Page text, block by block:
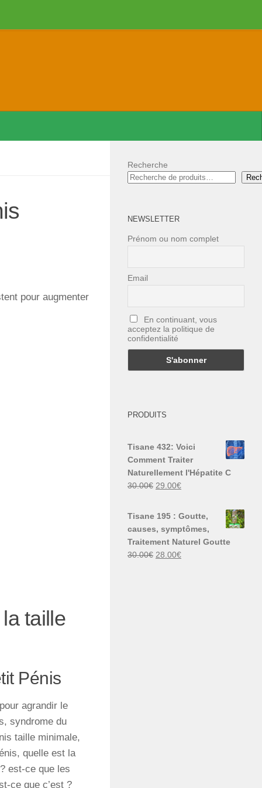
pour augmenter
taille
Pénis
agrandir le
syndrome du
taille minimale,
quelle est la
est-ce que les
ce que c’est ?
Recherche
NEWSLETTER
Prénom ou nom complet
Email
En continuant, vous
acceptez la politique de
confidentialité
PRODUITS
Tisane 432: Voici
Comment Traiter
Naturellement l'Hépatite C
30.00€ Le
30.00€.
29.00€Le
est :
Tisane 195 : Goutte,
causes, symptômes,
Traitement Naturel Goutte
30.00€ Le
28.00€Le